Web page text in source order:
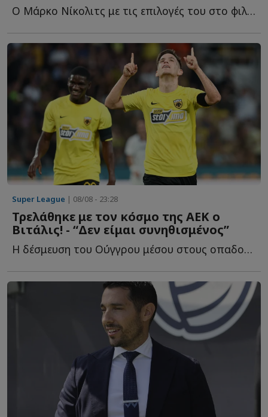
Ο Μάρκο Νίκολιτς με τις επιλογές του στο φιλικό της Α...
Super League | 08/08 - 23:28
Τρελάθηκε με τον κόσμο της ΑΕΚ ο
Βιτάλις! - “Δεν είμαι συνηθισμένος”
Η δέσμευση του Ούγγρου μέσου στους οπαδούς τ...